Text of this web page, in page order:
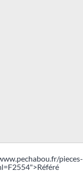
pieces-